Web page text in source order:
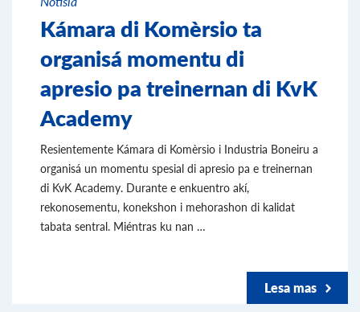
Kámara di Komèrsio ta
organisá momentu di
apresio pa treinernan di KvK
Academy
Resientemente Kámara di Komèrsio i Industria Boneiru a
organisá un momentu spesial di apresio pa e treinernan
di KvK Academy. Durante e enkuentro akí,
rekonosementu, konekshon i mehorashon di kalidat
tabata sentral. Miéntras ku nan …
Lesa mas